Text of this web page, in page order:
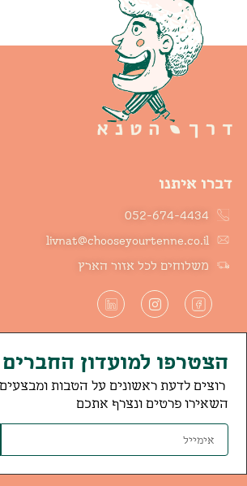
דברו איתנו
052-674-4434
livnat@chooseyourtenne.co.il
משלוחים לכל אזור הארץ
הצטרפו למועדון
רוצים לדעת ראשונים על הטבות
השאירו פרטים ונצרף אתכם